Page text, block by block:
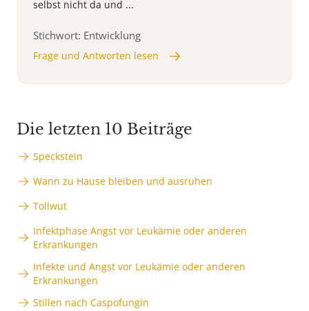
selbst nicht da und ...
Stichwort: Entwicklung
Frage und Antworten lesen
Die letzten 10 Beiträge
Speckstein
Wann zu Hause bleiben und ausruhen
Tollwut
Infektphase Angst vor Leukämie oder anderen
Erkrankungen
Infekte und Angst vor Leukämie oder anderen
Erkrankungen
Stillen nach Caspofungin